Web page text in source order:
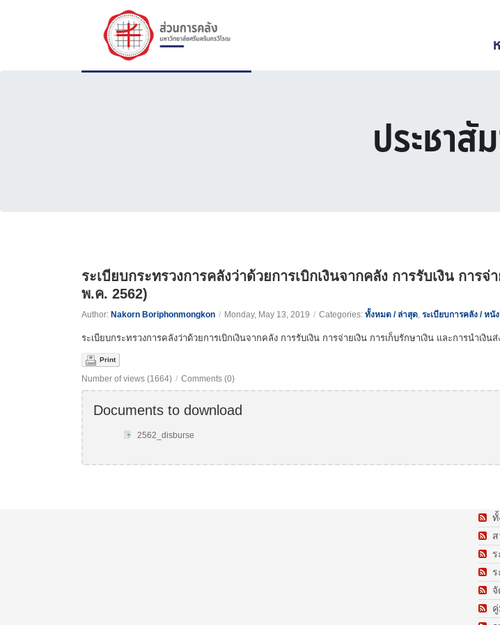
ประชา
ระเบียบกระทรวงการคลังว่าด้วยการเบิกเงินจากคลัง การรับเงิน การ
พ.ค. 2562)
Author: Nakorn Boriphonmongkon / Monday, May 13, 2019 / Categories: ทั้งหมด / ล่าสุด, ระเบียบการคลัง / หนั
ระเบียบกระทรวงการคลังว่าด้วยการเบิกเงินจากคลัง การรับเงิน การจ่ายเงิน การเก็บรักษาเงิน และการนำเงิ
Print
Number of views (1664) / Comments (0)
Documents to download
2562_disburse